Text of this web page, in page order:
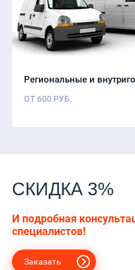
Региональные и
ОТ 600 РУБ.
СКИДКА 3%
И подробная
специалистов!
Заказать